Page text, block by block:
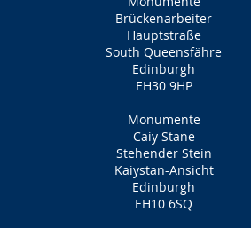
Brückenarbeiter
Hauptstraße
South Queensfähre
Edinburgh
EH30 9HP
Monumente
Caiy Stane
Stehender Stein
Kaiystan-Ansicht
Edinburgh
EH10 6SQ